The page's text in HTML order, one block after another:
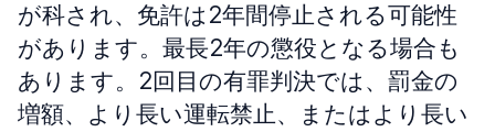
が科され、免許は2年間停止される可能性
があります。最長2年の懲役となる場合も
あります。2回目の有罪判決では、罰金の
増額、より長い運転禁止、またはより長い